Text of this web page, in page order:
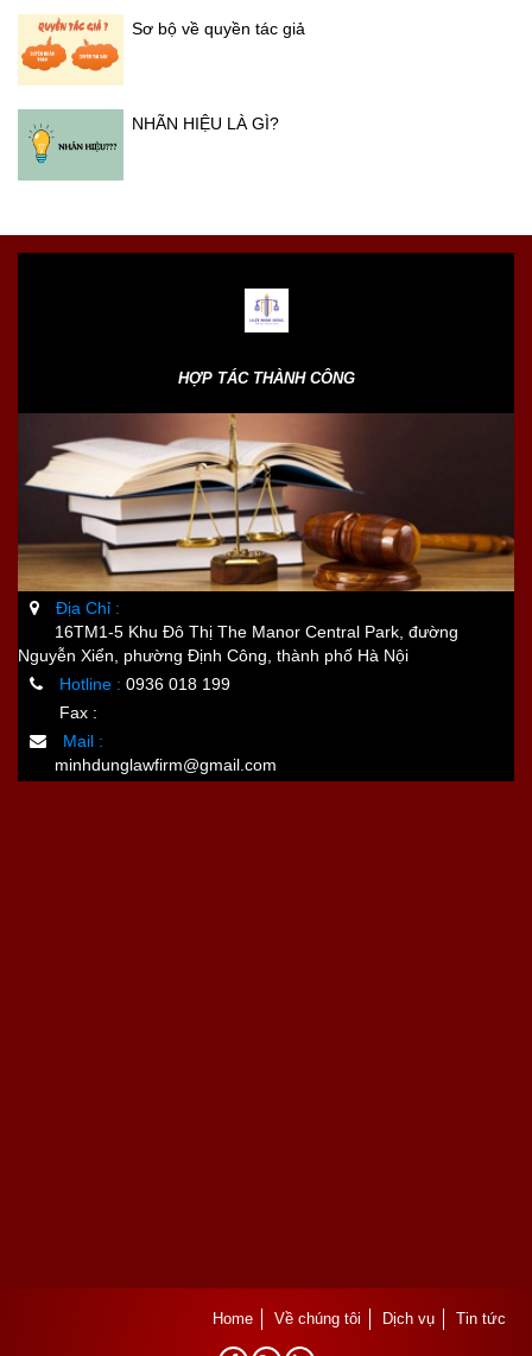
Sơ bộ về quyền tác giả
NHÃN HIỆU LÀ GÌ?
HỢP TÁC THÀNH CÔNG
Địa Chỉ :
16TM1-5 Khu Đô Thị The Manor Central Park, đường
Nguyễn Xiển, phường Định Công, thành phố Hà Nội
Hotline : 0936 018 199
Fax :
Mail :
minhdunglawfirm@gmail.com
Home Về chúng tôi Dịch vụ Tin tức